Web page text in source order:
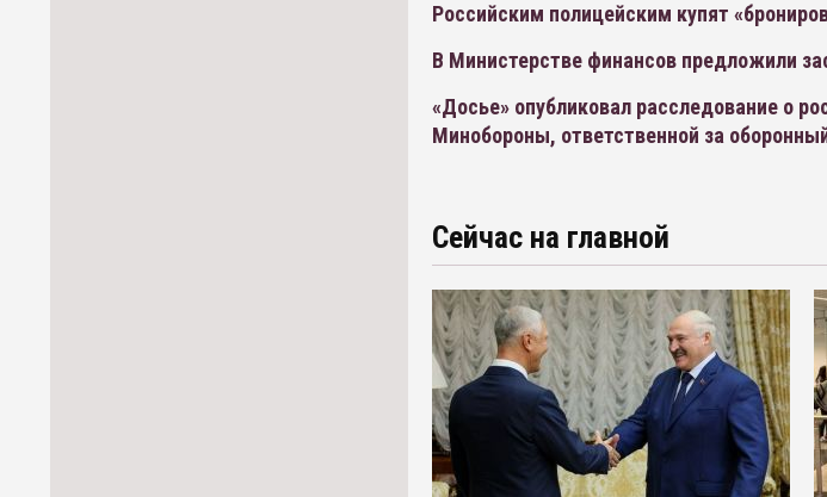
Российским полицейским купят
В Министерстве финансов предложили
«Досье» опубликовал расследование о
Минобороны, ответственной за
Сейчас на главной